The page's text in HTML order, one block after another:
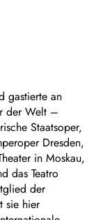
gastierte an
der Welt –
Staatsoper,
Dresden,
in Moskau,
das Teatro
der
sie hier